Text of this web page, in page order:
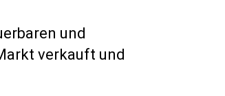
und
verkauft und